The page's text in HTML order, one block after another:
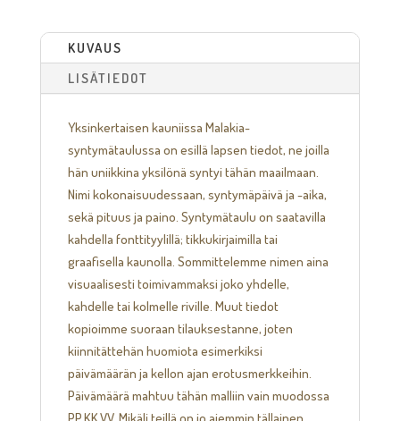
KUVAUS
LISÄTIEDOT
Yksinkertaisen kauniissa Malakia-
syntymätaulussa on esillä lapsen tiedot, ne joilla
hän uniikkina yksilönä syntyi tähän maailmaan.
Nimi kokonaisuudessaan, syntymäpäivä ja -aika,
sekä pituus ja paino. Syntymätaulu on saatavilla
kahdella fonttityylillä; tikkukirjaimilla tai
graafisella kaunolla. Sommittelemme nimen aina
visuaalisesti toimivammaksi joko yhdelle,
kahdelle tai kolmelle riville. Muut tiedot
kopioimme suoraan tilauksestanne, joten
kiinnitättehän huomiota esimerkiksi
päivämäärän ja kellon ajan erotusmerkkeihin.
Päivämäärä mahtuu tähän malliin vain muodossa
PP.KK.VV. Mikäli teillä on jo aiemmin tällainen